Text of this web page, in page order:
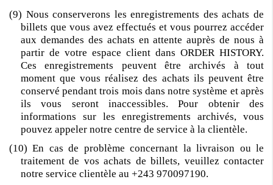
(9) Nous conserverons les enregistrements des achats de
billets que vous avez effectués et vous pourrez accéder
aux demandes des achats en attente auprès de nous à
partir de votre espace client dans ORDER HISTORY.
Ces enregistrements peuvent être archivés à tout
moment que vous réalisez des achats ils peuvent être
conservé pendant trois mois dans notre système et après
ils vous seront inaccessibles. Pour obtenir des
informations sur les enregistrements archivés, vous
pouvez appeler notre centre de service à la clientèle.
(10) En cas de problème concernant la livraison ou le
traitement de vos achats de billets, veuillez contacter
notre service clientèle au +243 970097190.